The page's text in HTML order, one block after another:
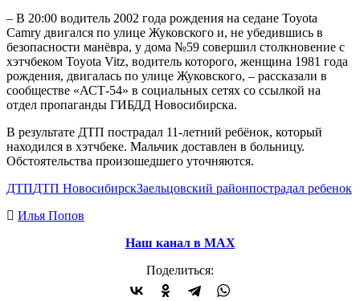
– В 20:00 водитель 2002 года рождения на седане Toyota
Camry двигался по улице Жуковского и, не убедившись в
безопасности манёвра, у дома №59 совершил столкновение с
хэтчбеком Toyota Vitz, водитель которого, женщина 1981 года
рождения, двигалась по улице Жуковского, – рассказали в
сообществе «АСТ-54» в социальных сетях со ссылкой на
отдел пропаганды ГИБДД Новосибирска.
В результате ДТП пострадал 11-летний ребёнок, который
находился в хэтчбеке. Мальчик доставлен в больницу.
Обстоятельства произошедшего уточняются.
ДТПДТП НовосибирскЗаельцовский районпострадал ребенок
Илья Попов
Наш канал в МАХ
Поделиться: